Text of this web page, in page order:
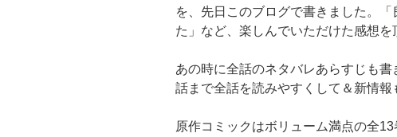
を、先日このブログで書きました。
た」など、楽しんでいただけた感想を
あの時に全話のネタバレあらすじも
話まで全話を読みやすくして＆新情報
原作コミックはボリューム満点の全